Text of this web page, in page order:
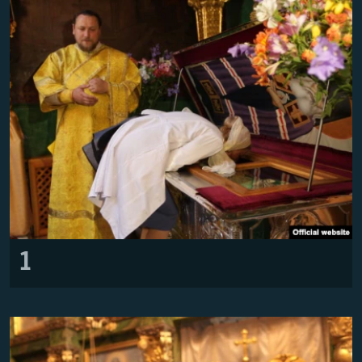
ПОБЕДИТЕЛЕЙ НЕ СУДЯТ?
КРЫМ.НЕПОКОРЕННЫЙ
ELIFBE
УКРАИНСКАЯ ПРОБЛЕМА КРЫМА
ПРИСОЕДИНЯЙТЕСЬ!
Все сайты RFE/RL
1